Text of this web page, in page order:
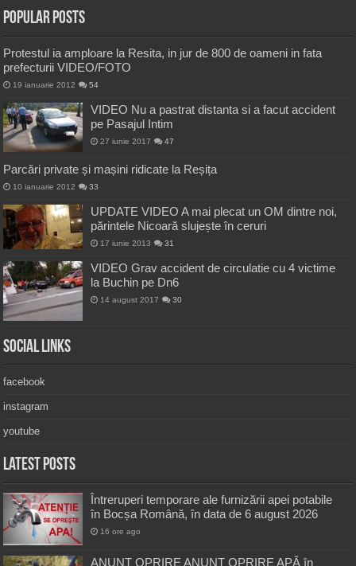
Popular Posts
Protestul ia amploare la Resita, in jur de 800 de oameni in fata
prefecturii VIDEO/FOTO
19 ianuarie 2012 54
VIDEO Nu a pastrat distanta si a facut accident
pe Pasajul Intim
27 iunie 2017 47
Parcări private și mașini ridicate la Reșița
10 ianuarie 2012 33
UPDATE VIDEO A mai plecat un OM dintre noi,
părintele Nicoară slujește în ceruri
17 iunie 2013 31
VIDEO Grav accident de circulatie cu 4 victime
la Buchin pe Dn6
14 august 2017 30
Social Links
facebook
instagram
youtube
Latest Posts
Întreruperi temporare ale furnizării apei potabile
în Bocșa Română, în data de 6 august 2026
16 ore ago
ANUNŢ OPRIRE ANUNŢ OPRIRE APĂ în